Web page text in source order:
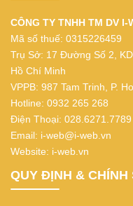
CÔNG TY TNHH TM DV I-
Mã số thuế: 0315226459
Trụ Sở: 17 Đường Số 2,
Hồ Chí Minh
VPPB: 987 Tam Trinh, P.
Hotline: 0932 265 268
Điện Thoại: 028.6271.7789
Email: i-web@i-web.vn
Website: i-web.vn
QUY ĐỊNH & CHÍNH